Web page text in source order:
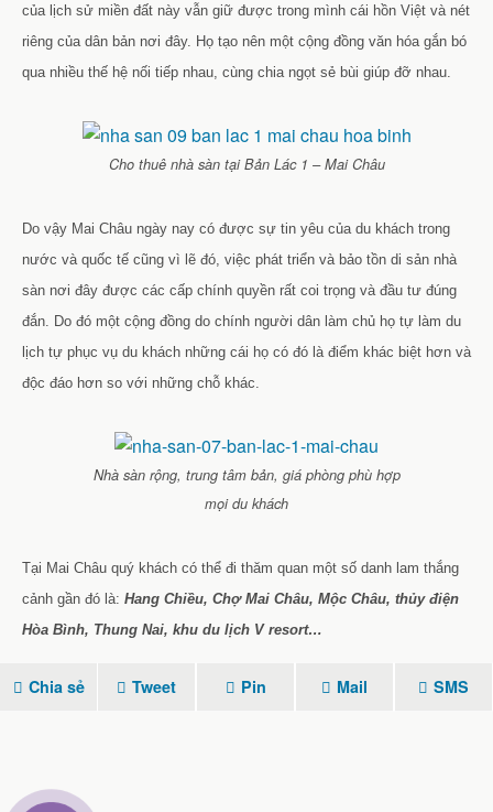
của lịch sử miền đất này vẫn giữ được trong mình cái hồn Việt và nét
riêng của dân bản nơi đây. Họ tạo nên một cộng đồng văn hóa gắn bó
qua nhiều thế hệ nối tiếp nhau, cùng chia ngọt sẻ bùi giúp đỡ nhau.
Cho thuê nhà sàn tại Bản Lác 1 – Mai Châu
Do vậy Mai Châu ngày nay có được sự tin yêu của du khách trong
nước và quốc tế cũng vì lẽ đó, việc phát triển và bảo tồn di sản nhà
sàn nơi đây được các cấp chính quyền rất coi trọng và đầu tư đúng
đắn. Do đó một cộng đồng do chính người dân làm chủ họ tự làm du
lịch tự phục vụ du khách những cái họ có đó là điểm khác biệt hơn và
độc đáo hơn so với những chỗ khác.
Nhà sàn rộng, trung tâm bản, giá phòng phù hợp
mọi du khách
Tại Mai Châu quý khách có thể đi thăm quan một số danh lam thắng
cảnh gần đó là: Hang Chiều, Chợ Mai Châu, Mộc Châu, thủy điện
Hòa Bình, Thung Nai, khu du lịch V resort…
Chia sẻ Tweet Pin Mail SMS